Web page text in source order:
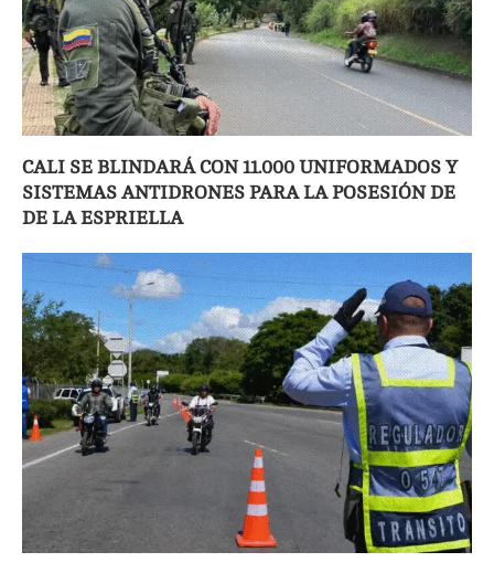
CALI SE BLINDARÁ CON 11.000 UNIFORMADOS Y
SISTEMAS ANTIDRONES PARA LA POSESIÓN DE
DE LA ESPRIELLA